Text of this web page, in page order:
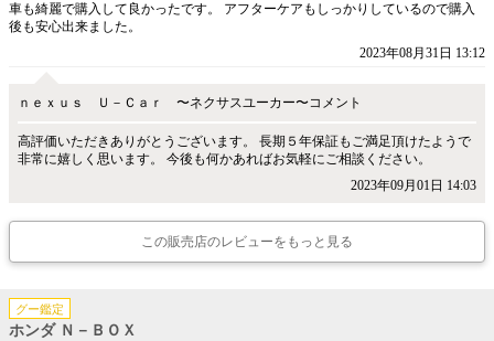
車も綺麗で購入して良かったです。 アフターケアもしっかりしているので購入
後も安心出来ました。
2023年08月31日 13:12
ｎｅｘｕｓ Ｕ－Ｃａｒ 〜ネクサスユーカー〜コメント
高評価いただきありがとうございます。 長期５年保証もご満足頂けたようで
非常に嬉しく思います。 今後も何かあればお気軽にご相談ください。
2023年09月01日 14:03
この販売店のレビューをもっと見る
グー鑑定
ホンダ Ｎ－ＢＯＸ